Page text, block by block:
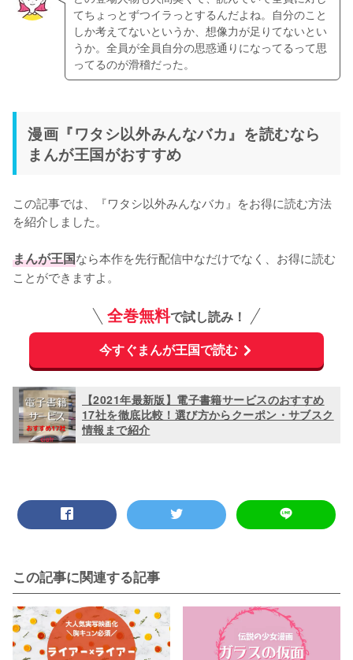
てちょっとずつイラっとするんだよね。自分のこと
しか考えてないというか、想像力が足りてないとい
うか。全員が全員自分の思惑通りになってるって思
ってるのが滑稽だった。
漫画『ワタシ以外みんなバカ』を読むなら
まんが王国がおすすめ
この記事では、『ワタシ以外みんなバカ』をお得に読む方法
を紹介しました。
まんが王国なら本作を先行配信中なだけでなく、お得に読む
ことができますよ。
全巻無料で試し読み！
今すぐまんが王国で読む
【2021年最新版】電子書籍サービスのおすすめ
17社を徹底比較！選び方からクーポン・サブスク
情報まで紹介
この記事に関連する記事